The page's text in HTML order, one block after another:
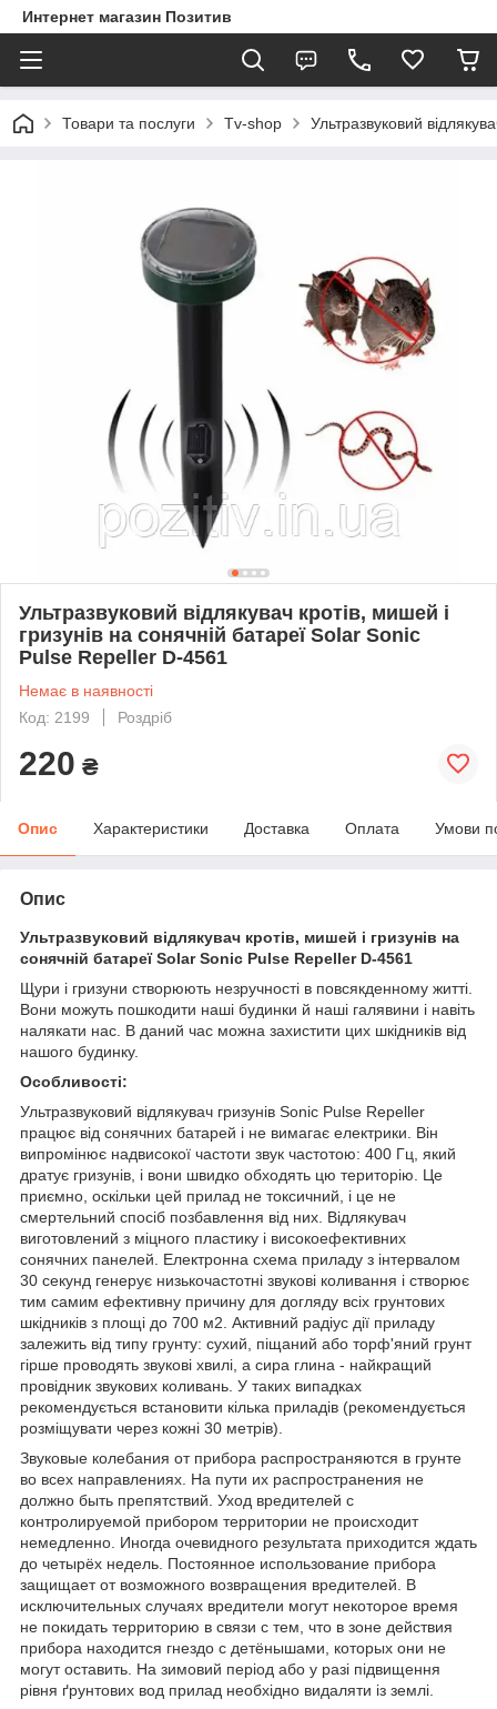
Интернет магазин Позитив
Товари та послуги Tv-shop Ультразвуковий
Ультразвуковий відлякувач кротів, мишей і
гризунів на сонячній батареї Solar Sonic
Pulse Repeller D-4561
Немає в наявності
Код: 2199
Роздріб
220 ₴
Опис Характеристики Доставка Оплата Умови
Опис
Ультразвуковий відлякувач кротів, мишей і гризунів на
сонячній батареї Solar Sonic Pulse Repeller D-4561
Щури і гризуни створюють незручності в повсякденному житті.
Вони можуть пошкодити наші будинки й наші галявини і навіть
налякати нас. В даний час можна захистити цих шкідників від
нашого будинку.
Особливості:
Ультразвуковий відлякувач гризунів Sonic Pulse Repeller
працює від сонячних батарей і не вимагає електрики. Він
випромінює надвисокої частоти звук частотою: 400 Гц, який
дратує гризунів, і вони швидко обходять цю територію. Це
приємно, оскільки цей прилад не токсичний, і це не
смертельний спосіб позбавлення від них. Відлякувач
виготовлений з міцного пластику і високоефективних
сонячних панелей. Електронна схема приладу з інтервалом
30 секунд генерує низькочастотні звукові коливання і створює
тим самим ефективну причину для догляду всіх грунтових
шкідників з площі до 700 м2. Активний радіус дії приладу
залежить від типу грунту: сухий, піщаний або торф'яний грунт
гірше проводять звукові хвилі, а сира глина - найкращий
провідник звукових коливань. У таких випадках
рекомендується встановити кілька приладів (рекомендується
розміщувати через кожні 30 метрів).
Звуковые колебания от прибора распространяются в грунте
во всех направлениях. На пути их распространения не
должно быть препятствий. Уход вредителей с
контролируемой прибором территории не происходит
немедленно. Иногда очевидного результата приходится ждать
до четырёх недель. Постоянное использование прибора
защищает от возможного возвращения вредителей. В
исключительных случаях вредители могут некоторое время
не покидать территорию в связи с тем, что в зоне действия
прибора находится гнездо с детёнышами, которых они не
могут оставить. На зимовий період або у разі підвищення
рівня ґрунтових вод прилад необхідно видаляти із землі.